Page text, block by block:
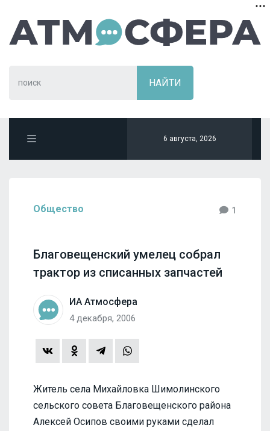
6 августа, 2026
Общество 1
Благовещенский умелец собрал
трактор из списанных запчастей
ИА Атмосфера
4 декабря, 2006
Житель села Михайловка Шимолинского
сельского совета Благовещенского района
Алексей Осипов своими руками сделал